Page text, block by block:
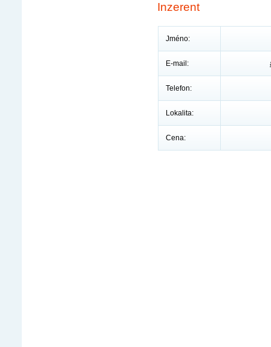
Inzerent
Jméno:
E-mail:
Telefon:
Lokalita:
Cena: